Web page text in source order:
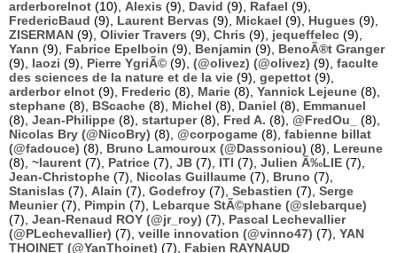
arderborelnot (10), Alexis (9), David (9), Rafael (9),
FredericBaud (9), Laurent Bervas (9), Mickael (9), Hugues (9),
ZISERMAN (9), Olivier Travers (9), Chris (9), jequeffelec (9),
Yann (9), Fabrice Epelboin (9), Benjamin (9), BenoÃ®t Granger
(9), laozi (9), Pierre YgriÃ© (9), (@olivez) (@olivez) (9), faculte
des sciences de la nature et de la vie (9), gepettot (9),
arderbor elnot (9), Frederic (8), Marie (8), Yannick Lejeune (8),
stephane (8), BScache (8), Michel (8), Daniel (8), Emmanuel
(8), Jean-Philippe (8), startuper(8), Fred A. (8), @FredOu_
(8),
Nicolas Bry (@NicoBry) (8), @corpogame (8), fabienne billat
(@fadouce) (8), Bruno Lamouroux (@Dassoniou) (8), Lereune
(8), ~laurent (7), Patrice (7), JB (7), ITI (7), Julien Ã‰LIE (7),
Jean-Christophe (7), Nicolas Guillaume (7), Bruno (7),
Stanislas (7), Alain (7), Godefroy (7), Sebastien (7), Serge
Meunier(7), Pimpin (7), Lebarque StÃ©phane (@slebarque)
(7), Jean-Renaud ROY (@jr_roy) (7), Pascal Lechevallier
(@PLechevallier) (7), veille innovation (@vinno47) (7), YAN
THOINET (@YanThoinet) (7), Fabien RAYNAUD